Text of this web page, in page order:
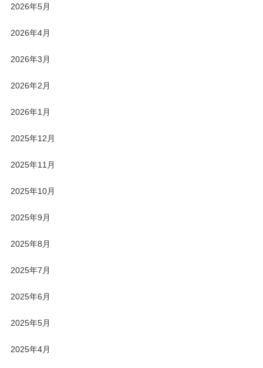
2026年5月
2026年4月
2026年3月
2026年2月
2026年1月
2025年12月
2025年11月
2025年10月
2025年9月
2025年8月
2025年7月
2025年6月
2025年5月
2025年4月